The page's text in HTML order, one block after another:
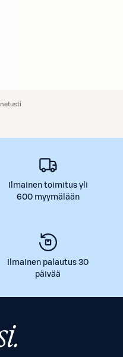
Ilmainen toimitus yli
600 myymälään
Ilmainen palautus 30
päivää